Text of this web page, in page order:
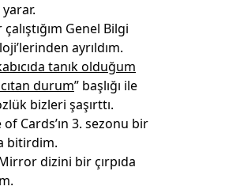
çalıştığım Genel Bilgi
ayrıldım.
tanık olduğum
durum” başlığı ile
bizleri şaşırttı.
of Cards’ın 3. sezonu bir
bitirdim.
dizini bir çırpıda